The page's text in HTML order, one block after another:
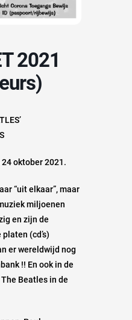
24 oktober 2021.
“uit elkaar”, maar
miljoenen
en zijn de
(cd’s)
er wereldwijd nog
!! En ook in de
Beatles in de